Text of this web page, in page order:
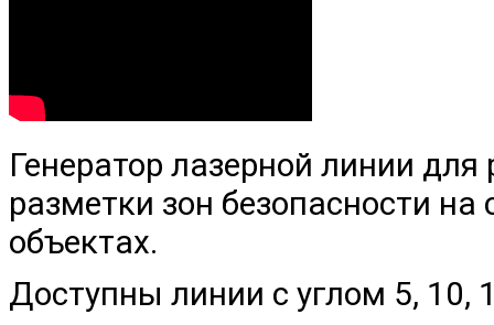
Генератор лазерной линии
разметки зон безопасности
объектах.
Доступны линии с углом 5, 10,